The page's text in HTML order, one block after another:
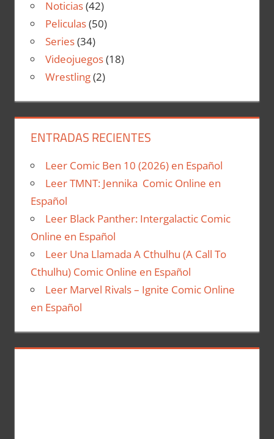
Noticias(42)
Peliculas(50)
Series(34)
Videojuegos(18)
Wrestling(2)
ENTRADAS RECIENTES
Leer Comic Ben 10 (2026) en Español
Leer TMNT: Jennika Comic Online en
Español
Leer Black Panther: Intergalactic Comic
Online en Español
Leer Una Llamada A Cthulhu (A Call To
Cthulhu) Comic Online en Español
Leer Marvel Rivals – Ignite Comic Online
en Español